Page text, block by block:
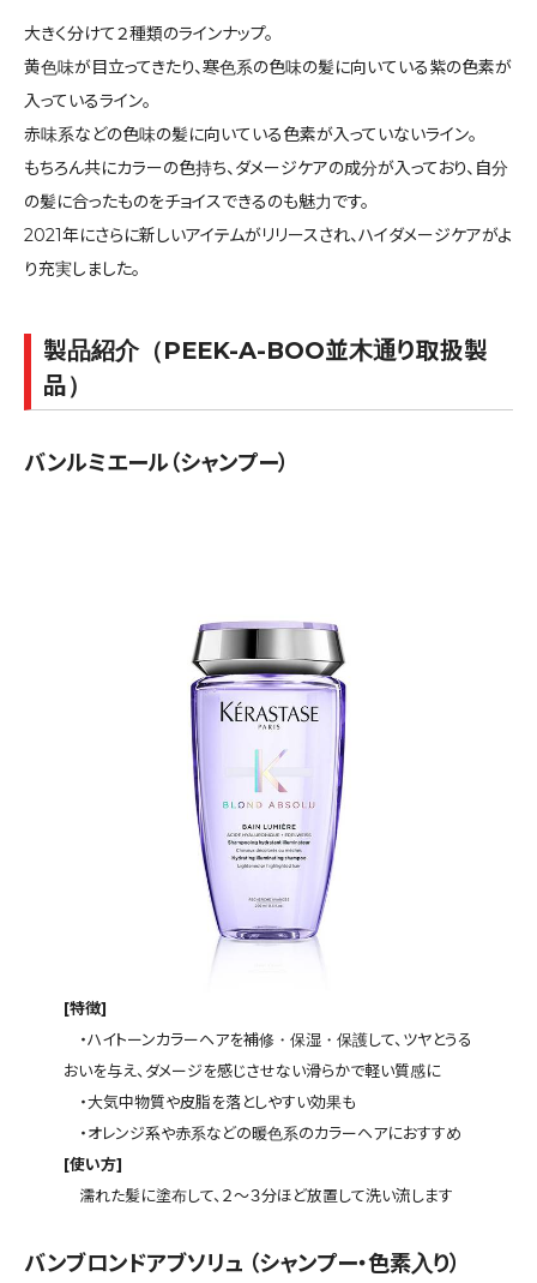
大きく分けて２種類のラインナップ。
黄色味が目立ってきたり、寒色系の色味の髪に向いている紫の色素が
入っているライン。
赤味系などの色味の髪に向いている色素が入っていないライン。
もちろん共にカラーの色持ち、ダメージケアの成分が入っており、自分
の髪に合ったものをチョイスできるのも魅力です。
2021年にさらに新しいアイテムがリリースされ、ハイダメージケアがよ
り充実しました。
製品紹介（PEEK-A-BOO並木通り取扱製
品）
バンルミエール（シャンプー）
[特徴]
・ハイトーンカラーヘアを補修・保湿・保護して、ツヤとうる
おいを与え、ダメージを感じさせない滑らかで軽い質感に
・大気中物質や皮脂を落としやすい効果も
・オレンジ系や赤系などの暖色系のカラーヘアにおすすめ
[使い方]
濡れた髪に塗布して、２〜３分ほど放置して洗い流します
バンブロンドアブソリュ （シャンプー・色素入り）